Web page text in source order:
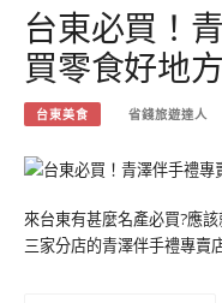
台東必買！
買零食好地方
台東美食 省錢旅遊達人
來台東有甚麼名產必買?應
三家分店的青澤伴手禮專賣